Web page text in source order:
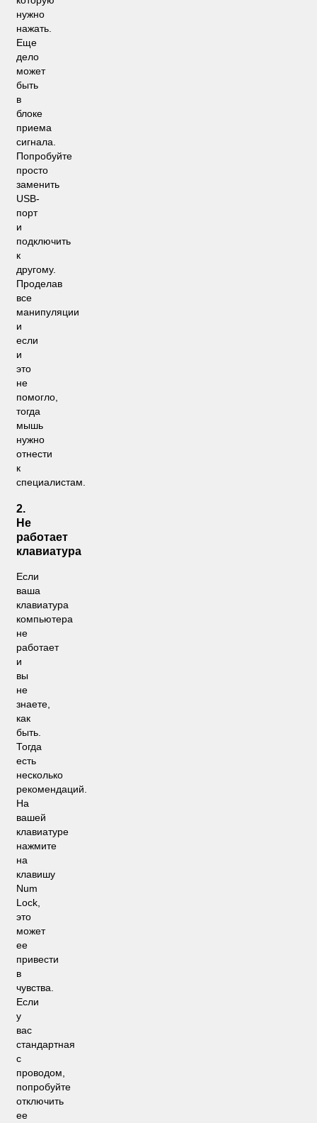
нужно
нажать.
Еще
дело
может
быть
в
блоке
приема
сигнала.
Попробуйте
просто
заменить
USB-
порт
и
подключить
к
другому.
Проделав
все
манипуляции
и
если
и
это
не
помогло,
тогда
мышь
нужно
отнести
к
специалистам.
2.
Не
работает
клавиатура
Если
ваша
клавиатура
компьютера
не
работает
и
вы
не
знаете,
как
быть.
Тогда
есть
несколько
рекомендаций.
На
вашей
клавиатуре
нажмите
на
клавишу
Num
Lock,
это
может
ее
привести
в
чувства.
Если
у
вас
стандартная
с
проводом,
попробуйте
отключить
ее